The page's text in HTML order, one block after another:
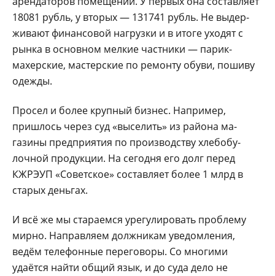
18081 рубль, у вторых — 131741 рубль. Не выдер­
живают финансовой на­грузки и в итоге уходят с
рынка в основном мел­кие частники — парик­
махерские, мастерские по ремонту обуви, поши­ву
одежды.
Просел и более круп­ный бизнес. Например,
пришлось через суд «вы­селить» из района ма­
газины предприятия по производству хлебобу­
лочной продукции. На сегодня его долг перед
КЖРЭУП «Советское» составляет более 1 млрд в
старых деньгах.
И всё же мы стараем­ся урегулировать про­блему
мирно. Направля­ем должникам уведомле­ния,
ведём телефонные переговоры. Со многи­ми
удаётся найти общий язык, и до суда дело не